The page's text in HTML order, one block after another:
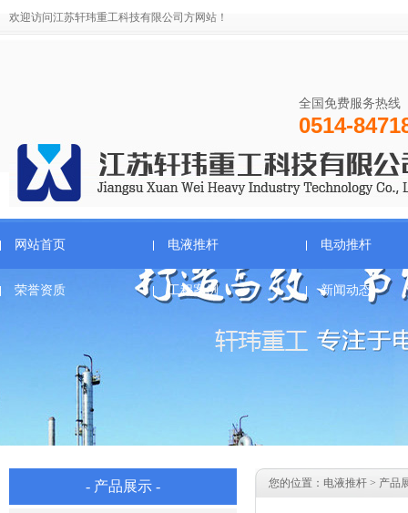
欢迎访问江苏轩玮重工科技有限公司方网站！
全国免费服务热线
0514-
网站首页 电液推杆 电动推杆
荣誉资质 工程案例 新闻动态
- 产品展示 - 您的位置： 电液推杆 > 产品